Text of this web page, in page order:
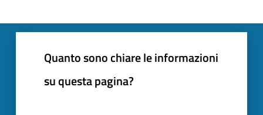
Quanto sono chiare le informazioni
su questa pagina?